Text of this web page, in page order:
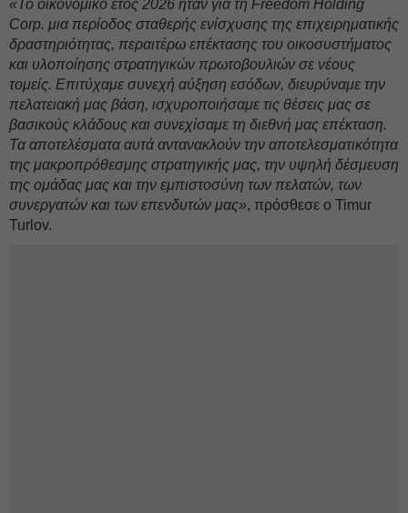
«Το οικονομικό έτος 2026 ήταν για τη Freedom Holding
Corp. μια περίοδος σταθερής ενίσχυσης της επιχειρηματικής
δραστηριότητας, περαιτέρω επέκτασης του οικοσυστήματος
και υλοποίησης στρατηγικών πρωτοβουλιών σε νέους
τομείς. Επιτύχαμε συνεχή αύξηση εσόδων, διευρύναμε την
πελατειακή μας βάση, ισχυροποιήσαμε τις θέσεις μας σε
βασικούς κλάδους και συνεχίσαμε τη διεθνή μας επέκταση.
Τα αποτελέσματα αυτά αντανακλούν την αποτελεσματικότητα
της μακροπρόθεσμης στρατηγικής μας, την υψηλή δέσμευση
της ομάδας μας και την εμπιστοσύνη των πελατών, των
συνεργατών και των επενδυτών μας», πρόσθεσε ο Timur
Turlov.